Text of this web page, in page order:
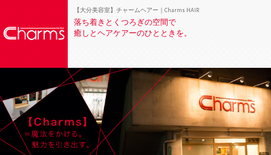
【大分美容室】チャームヘアー｜Charms HAIR
落ち着きとくつろぎの空間で
癒しとヘアケアーのひとときを。